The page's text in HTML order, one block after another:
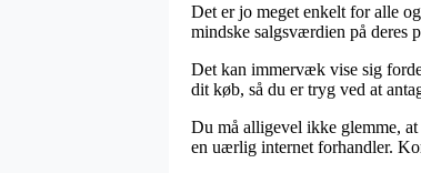
Det er jo meget enkelt for alle
mindske salgsværdien på deres
Det kan immervæk vise sig
dit køb, så du er tryg ved at
Du må alligevel ikke glemme,
en uærlig internet forhandler.